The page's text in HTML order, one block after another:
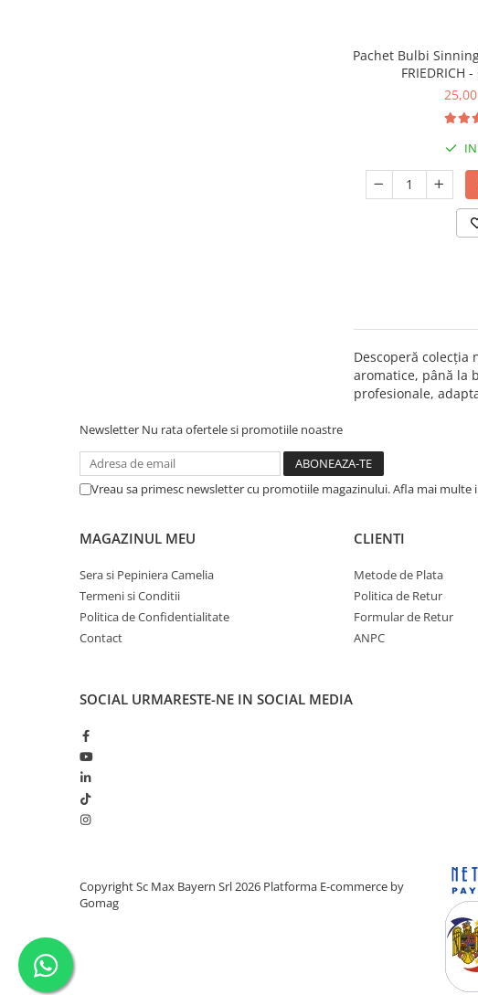
Pachet Bulbi
FRIEDRICH
Descoperă colecția
aromatice, până la
profesionale,
Newsletter Nu rata ofertele si promotiile noastre
Vreau sa primesc newsletter cu promotiile magazinului. Afla mai multe
MAGAZINUL MEU
Sera si Pepiniera Camelia
Termeni si Conditii
Politica de Confidentialitate
Contact
CLIENTI
Metode de Plata
Politica de Retur
Formular de Retur
ANPC
SOCIAL URMARESTE-NE IN SOCIAL MEDIA
Copyright Sc Max Bayern Srl 2026 Platforma E-commerce by
Gomag